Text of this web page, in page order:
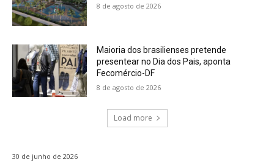
8 de agosto de 2026
Maioria dos brasilienses pretende
presentear no Dia dos Pais, aponta
Fecomércio-DF
8 de agosto de 2026
Load more
30 de junho de 2026